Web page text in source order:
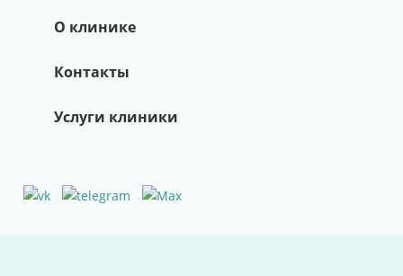
О клинике
Контакты
Услуги клиники